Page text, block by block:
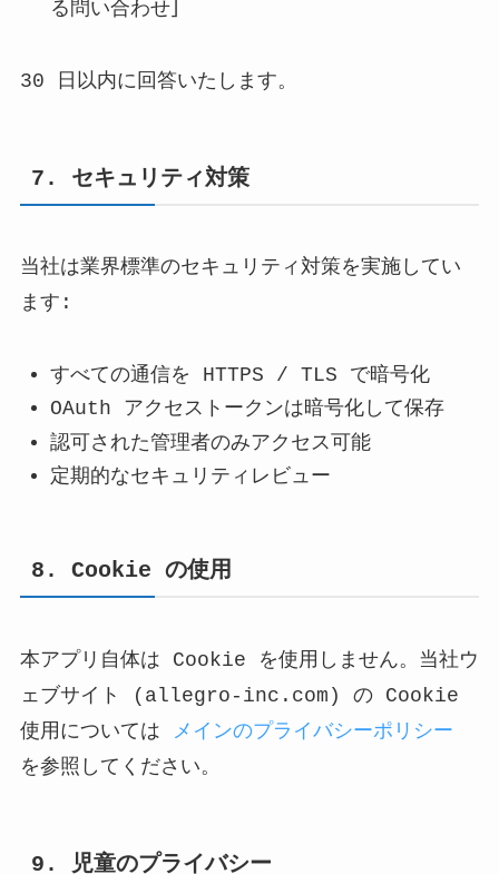
る問い合わせ」
30 日以内に回答いたします。
7. セキュリティ対策
当社は業界標準のセキュリティ対策を実施してい
ます:
すべての通信を HTTPS / TLS で暗号化
OAuth アクセストークンは暗号化して保存
認可された管理者のみアクセス可能
定期的なセキュリティレビュー
8. Cookie の使用
本アプリ自体は Cookie を使用しません。当社ウ
ェブサイト (allegro-inc.com) の Cookie
使用については
メインのプライバシーポリシー
を参照してください。
9. 児童のプライバシー